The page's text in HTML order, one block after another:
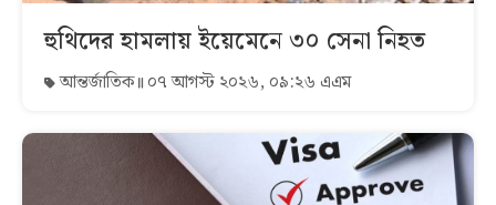
হুথিদের হামলায় ইয়েমেনে ৩০ সেনা নিহত
আন্তর্জাতিক ০৭ আগস্ট ২০২৬, ০৯:২৬ এএম